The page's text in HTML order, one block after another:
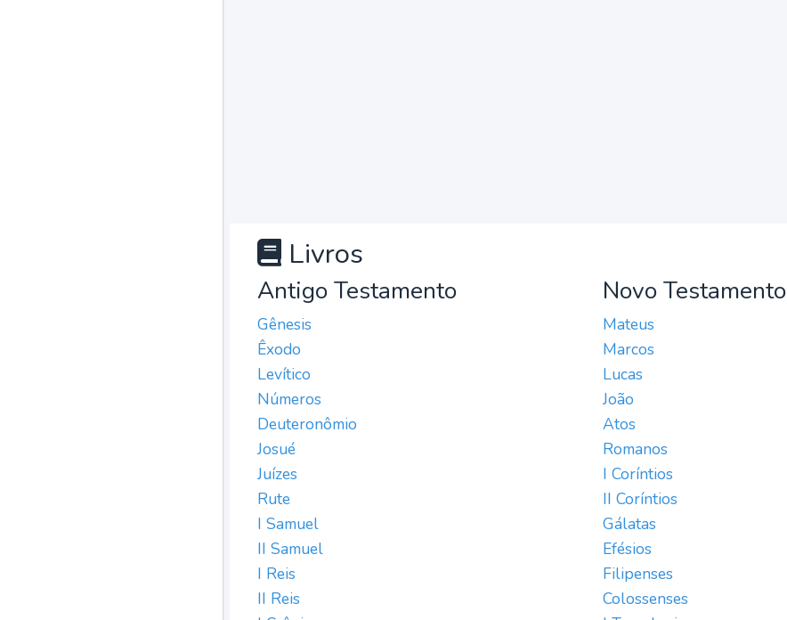
Livros
Antigo Testamento
Gênesis
Êxodo
Levítico
Números
Deuteronômio
Josué
Juízes
Rute
I Samuel
II Samuel
I Reis
II Reis
Novo Testamento
Mateus
Marcos
Lucas
João
Atos
Romanos
I Coríntios
II Coríntios
Gálatas
Efésios
Filipenses
Colossenses